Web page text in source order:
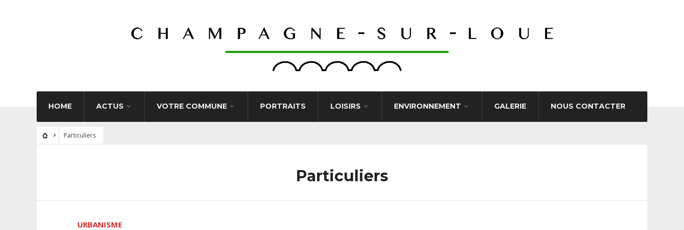
HOME ACTUS VOTRE COMMUNE PORTRAITS LOISIRS ENVIRONNEMENT GALERIE NOUS CONTACTER
Particuliers
Particuliers
URBANISME